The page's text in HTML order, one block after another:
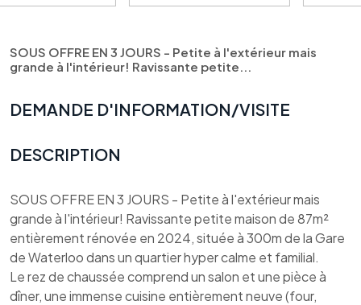
SOUS OFFRE EN 3 JOURS - Petite à l'extérieur mais
grande à l'intérieur! Ravissante petite...
DEMANDE D'INFORMATION/VISITE
DESCRIPTION
SOUS OFFRE EN 3 JOURS - Petite à l'extérieur mais
grande à l'intérieur! Ravissante petite maison de 87m²
entièrement rénovée en 2024, située à 300m de la Gare
de Waterloo dans un quartier hyper calme et familial.
Le rez de chaussée comprend un salon et une pièce à
dîner, une immense cuisine entièrement neuve (four,